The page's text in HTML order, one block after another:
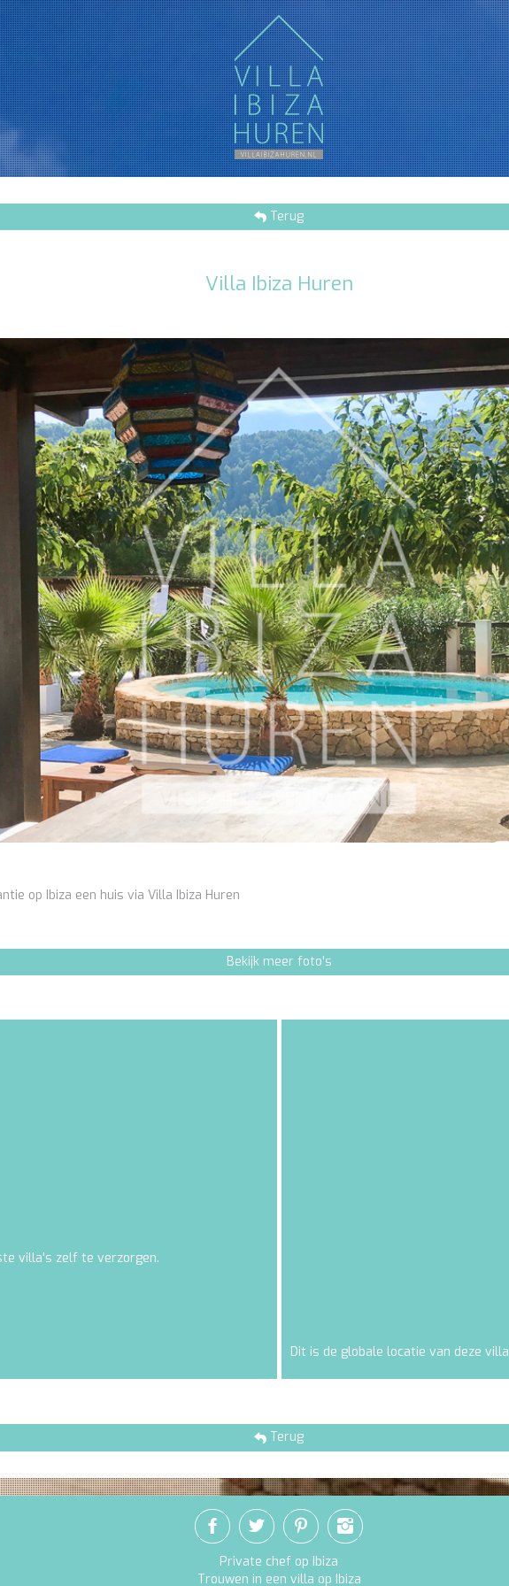
Terug
Villa Ibiza Huren
op Ibiza een huis via Villa Ibiza Huren
Bekijk meer foto's
villa's zelf te verzorgen.
Dit is de globale locatie van deze villa
Terug
Private chef op Ibiza
Trouwen in een villa op Ibiza